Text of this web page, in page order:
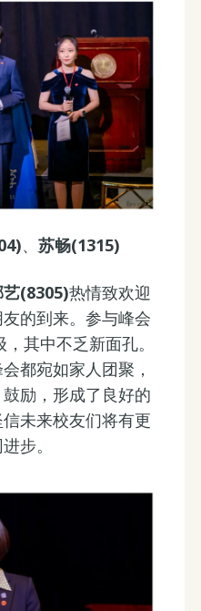
、 苏畅(1315)
(8305)热情致欢迎
的到来。参与峰会
其中不乏新面孔。
都宛如家人团聚，
励，形成了良好的
未来校友们将有更
步。